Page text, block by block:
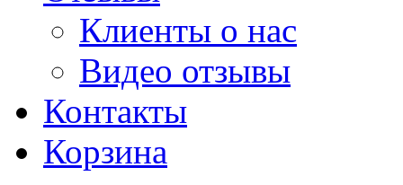
Клиенты о нас
Видео отзывы
Контакты
Корзина